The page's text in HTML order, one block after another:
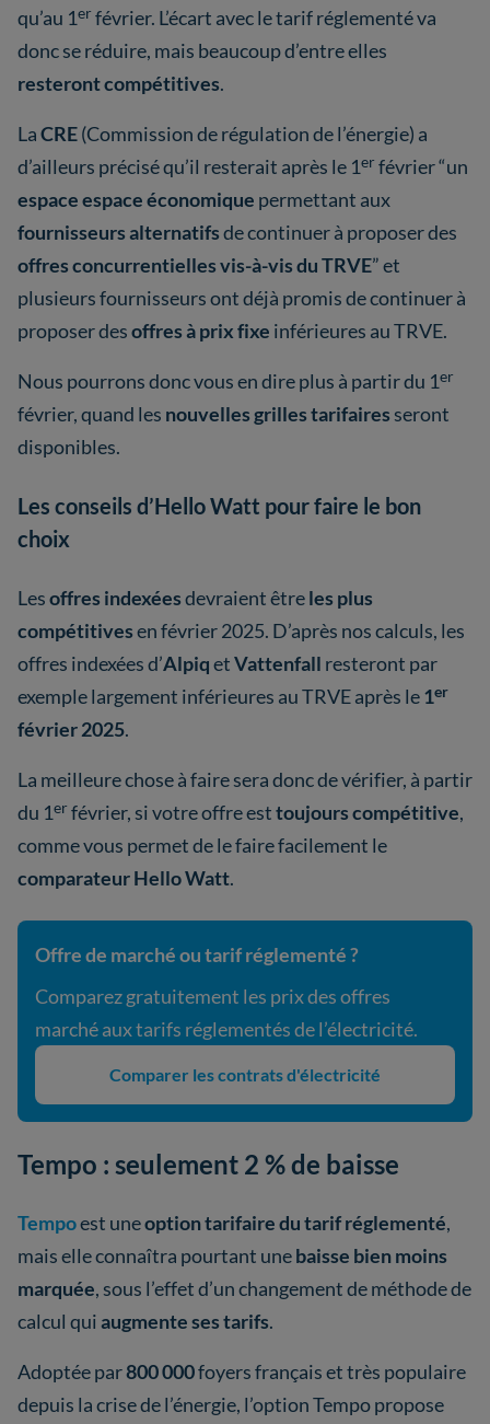
qu’au 1er février. L’écart avec le tarif réglementé va
donc se réduire, mais beaucoup d’entre elles
resteront compétitives.
LaCRE(Commission de régulation de l’énergie) a
d’ailleurs précisé qu’il resterait après le 1er février “un
espace espace économique permettant aux
fournisseurs alternatifsde continuer à proposer des
offres concurrentielles vis-à-vis du TRVE” et
plusieurs fournisseurs ont déjà promis de continuer à
proposer desoffres à prix fixe inférieures au TRVE.
Nous pourrons donc vous en dire plus à partir du 1er
février, quand les nouvelles grilles tarifaires seront
disponibles.
Les conseils d’Hello Watt pour faire le bon
choix
Lesoffres indexéesdevraient êtreles plus
compétitivesen février 2025. D’après nos calculs, les
offres indexées d’AlpiqetVattenfall resteront par
exemple largement inférieures au TRVE après le1er
février 2025.
La meilleure chose à faire sera donc de vérifier, à partir
du 1er février, si votre offre esttoujours compétitive,
comme vous permet de le faire facilement le
comparateur Hello Watt.
Offre de marché ou tarif réglementé ?
Comparez gratuitement les prix des offres
marché aux tarifs réglementés de l’électricité.
Comparer les contrats d'électricité
Tempo : seulement 2 % de baisse
Tempoest uneoption tarifaire du tarif réglementé,
mais elle connaîtra pourtant unebaisse bien moins
marquée, sous l’effet d’un changement de méthode de
calcul quiaugmente ses tarifs.
Adoptée par800 000foyers français et très populaire
depuis la crise de l’énergie, l’option Tempo propose